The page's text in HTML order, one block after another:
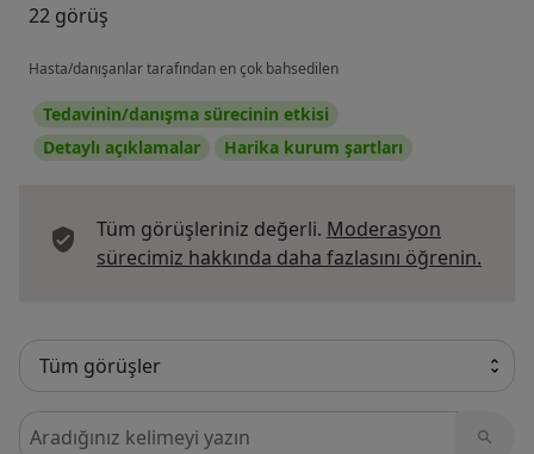
22 görüş
Hasta/danışanlar tarafından en çok bahsedilen
Tedavinin/danışma sürecinin etkisi
Detaylı açıklamalar
Harika kurum şartları
Tüm görüşleriniz değerli. Moderasyon
sürecimiz hakkında daha fazlasını öğrenin.
Görüşler içerisinde ara